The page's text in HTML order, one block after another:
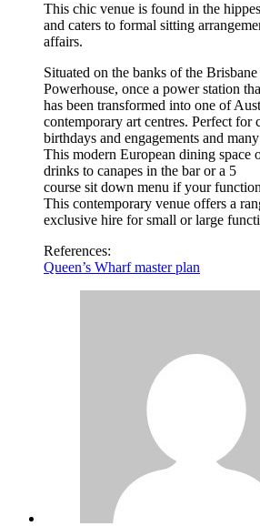
This chic venue is found in the
and caters to formal sitting
affairs.
Situated on the banks of the
Powerhouse, once a power station
has been transformed into one of
contemporary art centres. Perfect for
birthdays and engagements and
This modern European dining space
drinks to canapes in the bar or a 5
course sit down menu if your
This contemporary venue offers a
exclusive hire for small or large
References:
Queen’s Wharf master plan